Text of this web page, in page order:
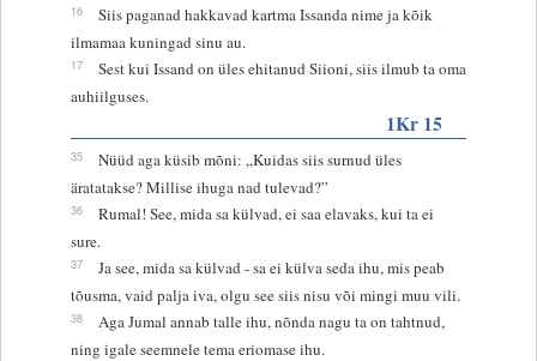
16
Siis paganad hakkavad kartma Issanda nime ja kõik
ilmamaa kuningad sinu au.
17
Sest kui Issand on üles ehitanud Siioni, siis ilmub ta oma
auhiilguses.
1Kr 15
35
Nüüd aga küsib mõni: „Kuidas siis surnud üles
äratatakse? Millise ihuga nad tulevad?”
36
Rumal! See, mida sa külvad, ei saa elavaks, kui ta ei
sure.
37
Ja see, mida sa külvad - sa ei külva seda ihu, mis peab
tõusma, vaid palja iva, olgu see siis nisu või mingi muu vili.
38
Aga Jumal annab talle ihu, nõnda nagu ta on tahtnud,
ning igale seemnele tema eriomase ihu.